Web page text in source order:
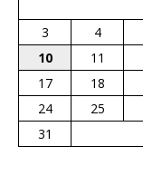
3
4
10
11
17
18
24
25
31